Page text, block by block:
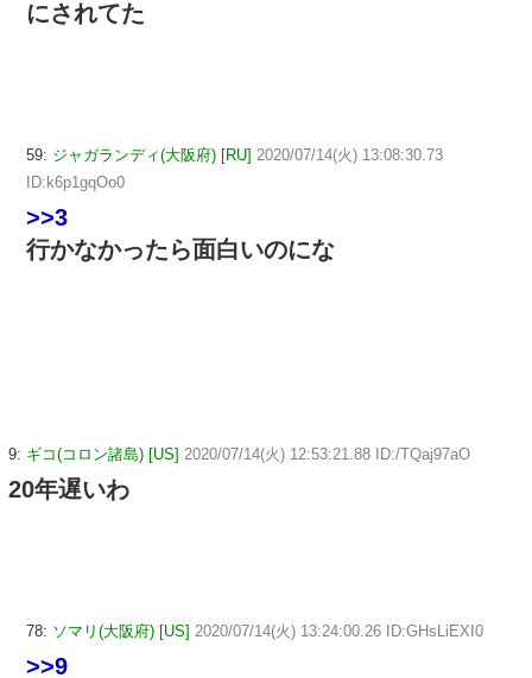
にされてた
59: ジャガランディ(大阪府) [RU] 2020/07/14(火) 13:08:30.73
ID:k6p1gqOo0
>>3
行かなかったら面白いのにな
9: ギコ(コロン諸島) [US] 2020/07/14(火) 12:53:21.88 ID:/TQaj97aO
20年遅いわ
78: ソマリ(大阪府) [US] 2020/07/14(火) 13:24:00.26 ID:GHsLiEXI0
>>9